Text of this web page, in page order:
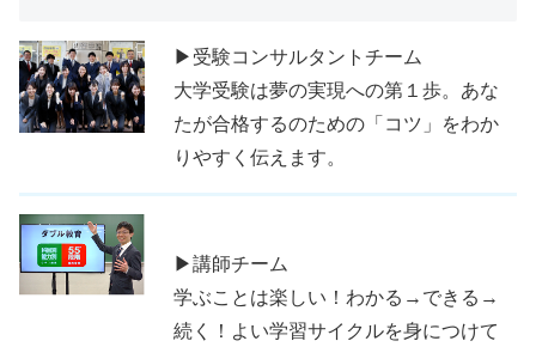
▶受験コンサルタントチーム
大学受験は夢の実現への第１歩。あな
たが合格するのための「コツ」をわか
りやすく伝えます。
▶講師チーム
学ぶことは楽しい！わかる→できる→
続く！よい学習サイクルを身につけて